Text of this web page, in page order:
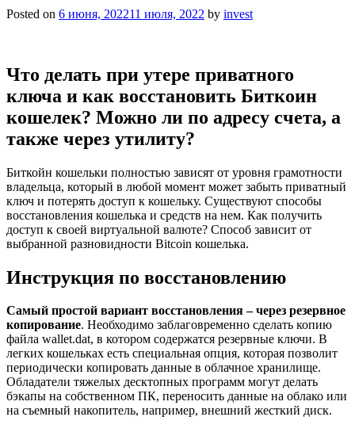
Posted on 6 июня, 202211 июля, 2022 by invest
Что делать при утере приватного
ключа и как восстановить Биткоин
кошелек? Можно ли по адресу счета, а
также через утилиту?
Биткойн кошельки полностью зависят от уровня грамотности
владельца, который в любой момент может забыть приватный
ключ и потерять доступ к кошельку. Существуют способы
восстановления кошелька и средств на нем. Как получить
доступ к своей виртуальной валюте? Способ зависит от
выбранной разновидности Bitcoin кошелька.
Инструкция по восстановлению
Самый простой вариант восстановления – через резервное
копирование. Необходимо заблаговременно сделать копию
файла wallet.dat, в котором содержатся резервные ключи. В
легких кошельках есть специальная опция, которая позволит
периодически копировать данные в облачное хранилище.
Обладатели тяжелых десктопных программ могут делать
бэкапы на собственном ПК, переносить данные на облако или
на съемный накопитель, например, внешний жесткий диск.